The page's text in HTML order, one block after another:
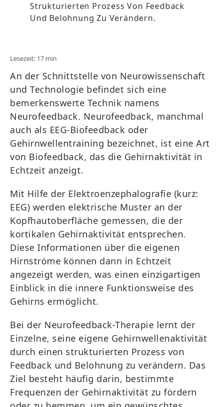
Strukturierten Prozess Von Feedback
Und Belohnung Zu Verändern.
Lesezeit: 17 min
An der Schnittstelle von Neurowissenschaft
und Technologie befindet sich eine
bemerkenswerte Technik namens
Neurofeedback. Neurofeedback, manchmal
auch als EEG-Biofeedback oder
Gehirnwellentraining bezeichnet, ist eine Art
von Biofeedback, das die Gehirnaktivität in
Echtzeit anzeigt.
Mit Hilfe der Elektroenzephalografie (kurz:
EEG) werden elektrische Muster an der
Kopfhautoberfläche gemessen, die der
kortikalen Gehirnaktivität entsprechen.
Diese Informationen über die eigenen
Hirnströme können dann in Echtzeit
angezeigt werden, was einen einzigartigen
Einblick in die innere Funktionsweise des
Gehirns ermöglicht.
Bei der Neurofeedback-Therapie lernt der
Einzelne, seine eigene Gehirnwellenaktivität
durch einen strukturierten Prozess von
Feedback und Belohnung zu verändern. Das
Ziel besteht häufig darin, bestimmte
Frequenzen der Gehirnaktivität zu fördern